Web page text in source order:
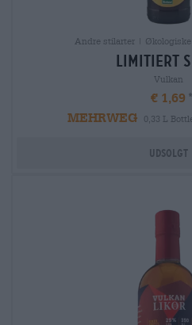
Andre stilarter | Økologiske
limitiert
Vulkan
€ 1,69
MEHRWEG
0,33 L
Udsolgt